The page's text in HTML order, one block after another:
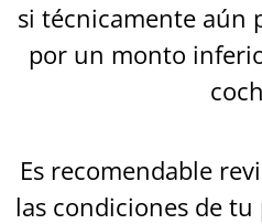
si técnicamente aún
por un monto
Es recomendable
las condiciones de tu